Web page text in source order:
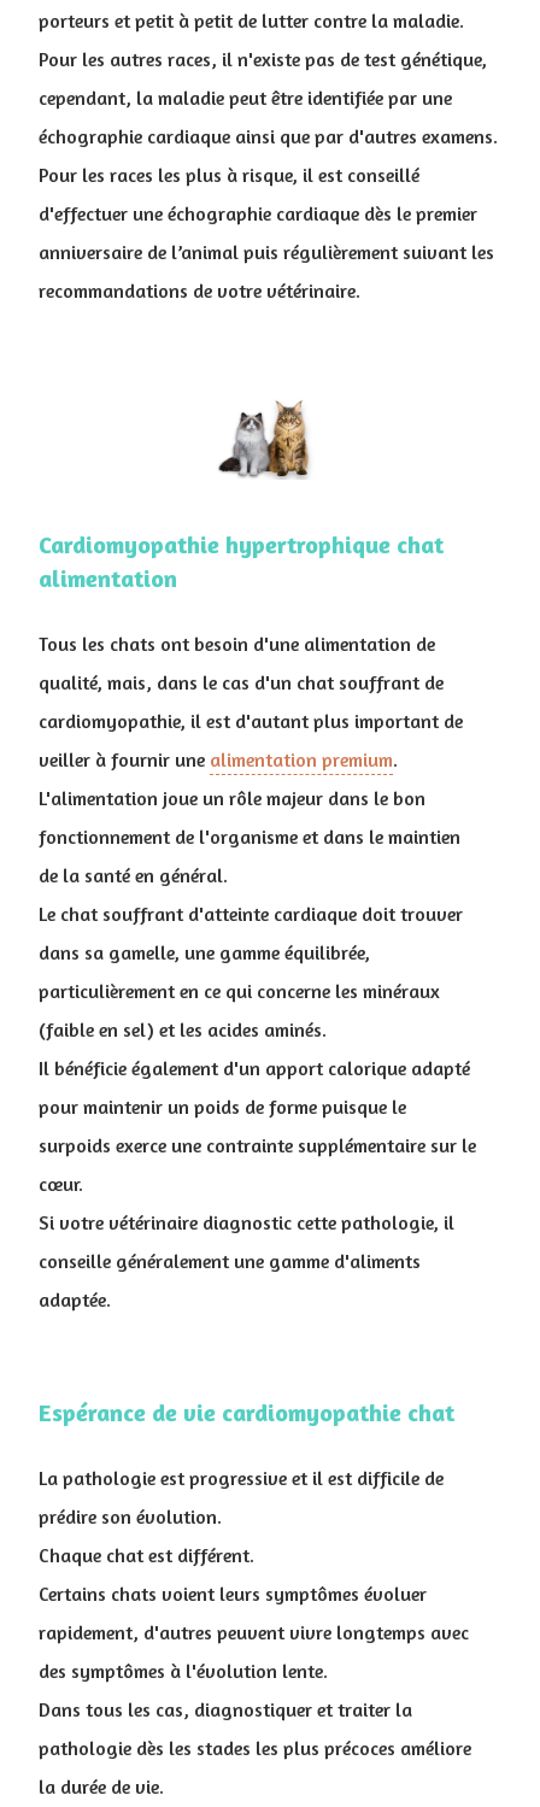
porteurs et petit à petit de lutter contre la maladie.
Pour les autres races, il n'existe pas de test génétique,
cependant, la maladie peut être identifiée par une
échographie cardiaque ainsi que par d'autres examens.
Pour les races les plus à risque, il est conseillé
d'effectuer une échographie cardiaque dès le premier
anniversaire de l’animal puis régulièrement suivant les
recommandations de votre vétérinaire.
Cardiomyopathie hypertrophique chat
alimentation
Tous les chats ont besoin d'une alimentation de
qualité, mais, dans le cas d'un chat souffrant de
cardiomyopathie, il est d'autant plus important de
veiller à fournir une alimentation premium.
L'alimentation joue un rôle majeur dans le bon
fonctionnement de l'organisme et dans le maintien
de la santé en général.
Le chat souffrant d'atteinte cardiaque doit trouver
dans sa gamelle, une gamme équilibrée,
particulièrement en ce qui concerne les minéraux
(faible en sel) et les acides aminés.
Il bénéficie également d'un apport calorique adapté
pour maintenir un poids de forme puisque le
surpoids exerce une contrainte supplémentaire sur le
cœur.
Si votre vétérinaire diagnostic cette pathologie, il
conseille généralement une gamme d'aliments
adaptée.
Espérance de vie cardiomyopathie chat
La pathologie est progressive et il est difficile de
prédire son évolution.
Chaque chat est différent.
Certains chats voient leurs symptômes évoluer
rapidement, d'autres peuvent vivre longtemps avec
des symptômes à l'évolution lente.
Dans tous les cas, diagnostiquer et traiter la
pathologie dès les stades les plus précoces améliore
la durée de vie.